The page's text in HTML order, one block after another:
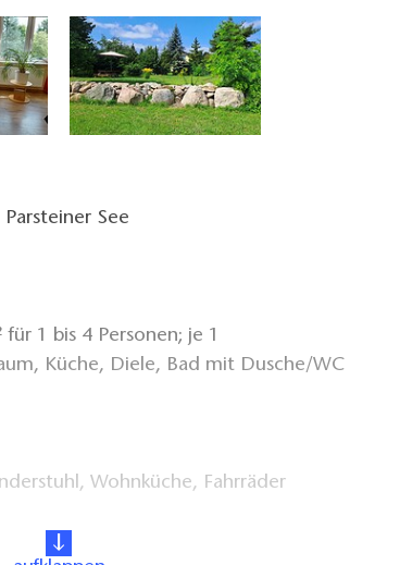
See
1 bis 4 Personen; je 1
Küche, Diele, Bad mit Dusche/WC
Wohnküche, Fahrräder